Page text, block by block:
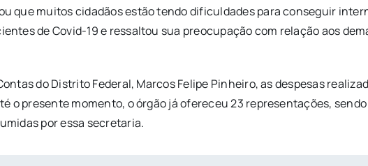
que muitos cidadãos estão tendo dificuldades para conseguir
de Covid-19 e ressaltou sua preocupação com relação aos
do Distrito Federal, Marcos Felipe Pinheiro, as despesas
o presente momento, o órgão já ofereceu 23 representações,
por essa secretaria.